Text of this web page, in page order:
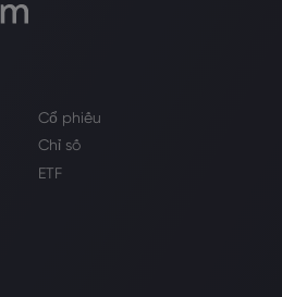
Cổ phiếu
Chỉ số
ETF